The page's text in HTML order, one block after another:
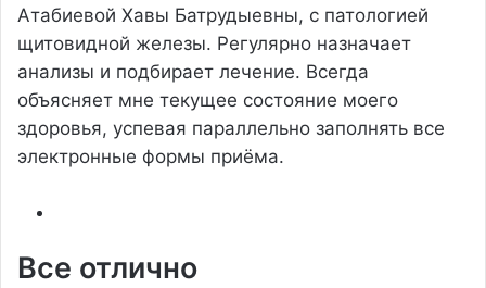
Атабиевой Хавы Батрудыевны, с патологией
щитовидной железы. Регулярно назначает
анализы и подбирает лечение. Всегда
объясняет мне текущее состояние моего
здоровья, успевая параллельно заполнять все
электронные формы приёма.
Все отлично